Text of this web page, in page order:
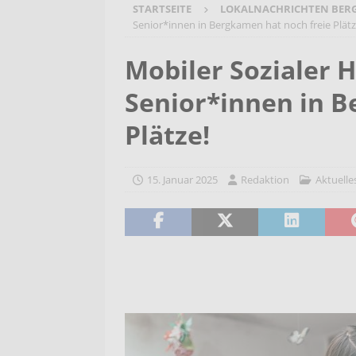
[ 7. August 2026 ]
Bergehalde „Großes Holz“
[ 6. August 2026 ]
Pflege- und
Holzbildhauerei sichern!
STARTSEITE LOKALNACHRICHTEN
Senior*innen in Bergkamen hat noch freie
Mobiler Sozialer
Senior*innen in
Plätze!
15. Januar 2025 Redaktion